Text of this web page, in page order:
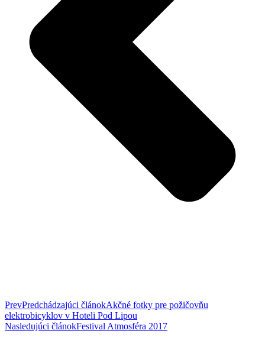
PrevPredchádzajúci článokAkčné fotky pre požičovňu
elektrobicyklov v Hoteli Pod Lipou
Nasledujúci článokFestival Atmosféra 2017